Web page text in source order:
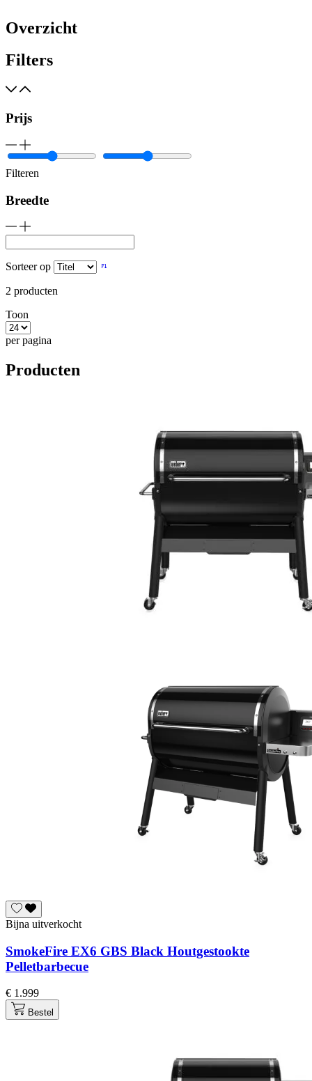
Overzicht
Filters
Prijs
Filteren
Breedte
Sorteer op
2 producten
Toon
per pagina
Producten
Bijna uitverkocht
SmokeFire EX6 GBS Black Houtgestookte
Pelletbarbecue
€ 1.999
Bestel